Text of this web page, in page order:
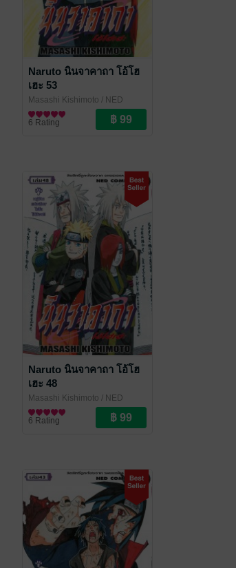
Naruto นินจาคาถา โอ้โฮ
เฮะ 53
Masashi Kishimoto / NED
Comics
การ์ตูนทั่วไป
6 Rating
Naruto นินจาคาถา โอ้โฮ
เฮะ 48
Masashi Kishimoto / NED
Comics
การ์ตูนทั่วไป
6 Rating